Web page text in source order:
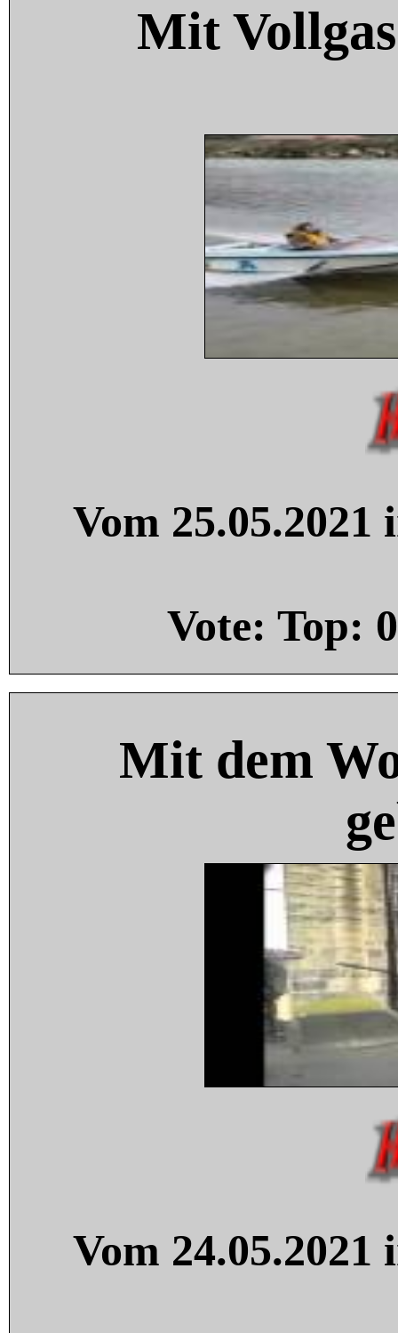
Mit
Vom
Vote: Top: 0
Mit dem
Vom